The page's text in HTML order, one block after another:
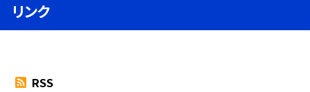
リンク
RSS